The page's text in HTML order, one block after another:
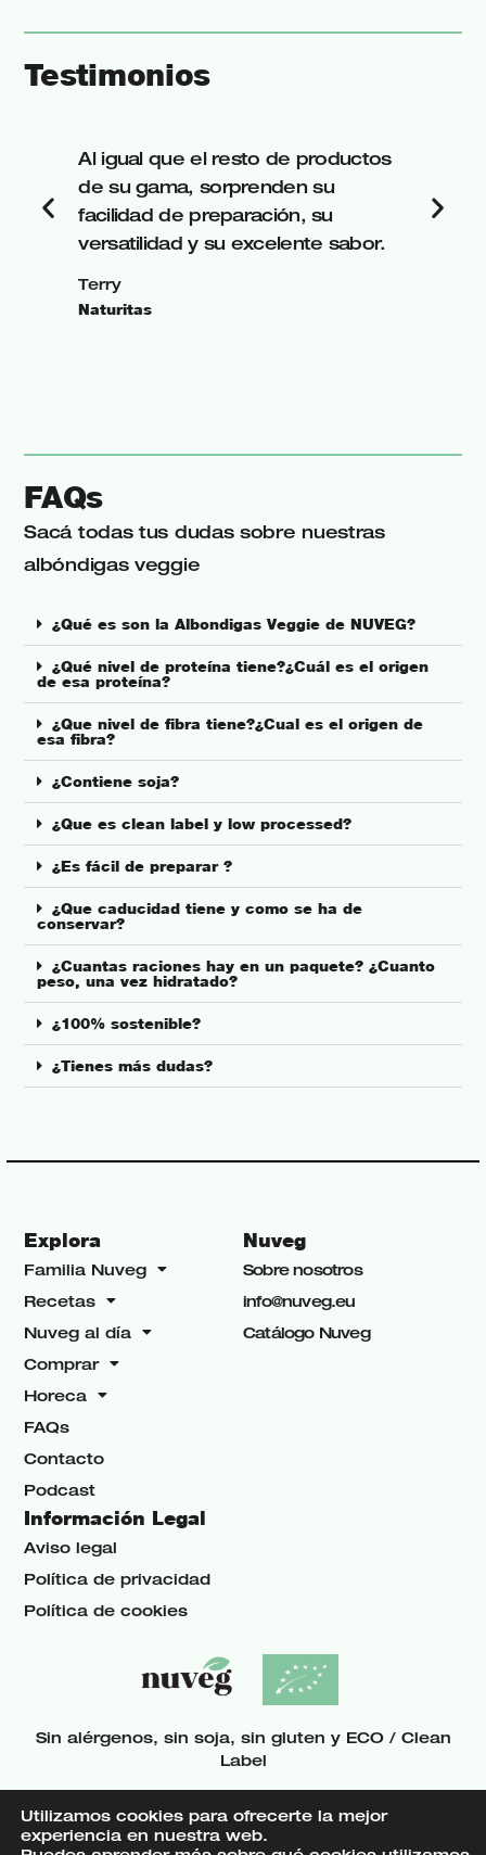
Testimonios
Al igual que el resto de productos
de su gama, sorprenden su
facilidad de preparación, su
versatilidad y su excelente sabor.
Terry
Naturitas
¿Qué es son la Albondigas Veggie de NUVEG?
¿Qué nivel de proteína tiene?¿Cuál es el origen
de esa proteína?
¿Que nivel de fibra tiene?¿Cual es el origen de
esa fibra?
¿Contiene soja?
¿Que es clean label y low processed?
¿Es fácil de preparar ?
¿Que caducidad tiene y como se ha de
conservar?
¿Cuantas raciones hay en un paquete? ¿Cuanto
peso, una vez hidratado?
¿100% sostenible?
¿Tienes más dudas?
FAQs
Sacá todas tus dudas sobre nuestras
albóndigas veggie
Explora
Familia Nuveg
Recetas
Nuveg al día
Comprar
Horeca
FAQs
Contacto
Podcast
Nuveg
Sobre nosotros
info@nuveg.eu
Catálogo Nuveg
Información Legal
Aviso legal
Política de privacidad
Política de cookies
Sin alérgenos, sin soja, sin gluten y ECO / Clean
Label
Utilizamos cookies para ofrecerte la mejor
experiencia en nuestra web.